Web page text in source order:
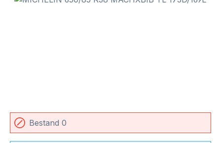
Bestand 0